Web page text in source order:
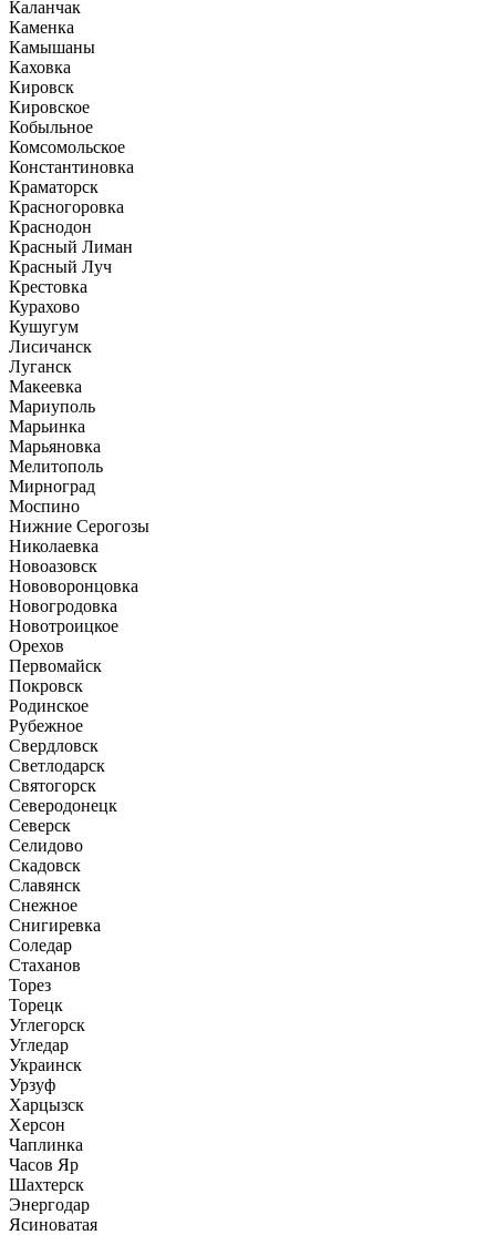
Каланчак
Каменка
Камышаны
Каховка
Кировск
Кировское
Кобыльное
Комсомольское
Константиновка
Краматорск
Красногоровка
Краснодон
Красный Лиман
Красный Луч
Крестовка
Курахово
Кушугум
Лисичанск
Луганск
Макеевка
Мариуполь
Марьинка
Марьяновка
Мелитополь
Мирноград
Моспино
Нижние Серогозы
Николаевка
Новоазовск
Нововоронцовка
Новогродовка
Новотроицкое
Орехов
Первомайск
Покровск
Родинское
Рубежное
Свердловск
Светлодарск
Святогорск
Северодонецк
Северск
Селидово
Скадовск
Славянск
Снежное
Снигиревка
Соледар
Стаханов
Торез
Торецк
Углегорск
Угледар
Украинск
Урзуф
Харцызск
Херсон
Чаплинка
Часов Яр
Шахтерск
Энергодар
Ясиноватая